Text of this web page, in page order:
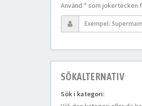
Använd * som jokertecken
SÖKALTERNATIV
Sök i kategori: